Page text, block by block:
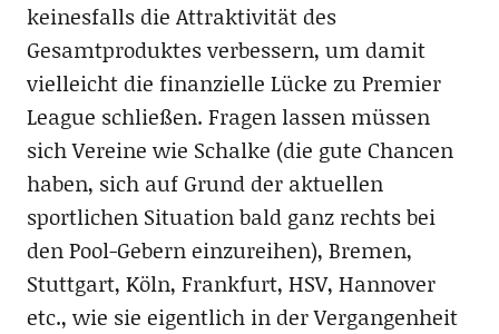
keinesfalls die Attraktivität des
Gesamtproduktes verbessern, um damit
vielleicht die finanzielle Lücke zu Premier
League schließen. Fragen lassen müssen
sich Vereine wie Schalke (die gute Chancen
haben, sich auf Grund der aktuellen
sportlichen Situation bald ganz rechts bei
den Pool-Gebern einzureihen), Bremen,
Stuttgart, Köln, Frankfurt, HSV, Hannover
etc., wie sie eigentlich in der Vergangenheit